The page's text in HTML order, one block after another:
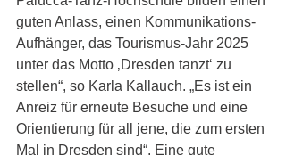
guten Anlass, einen Kommunikations-
Aufhänger, das Tourismus-Jahr 2025
unter das Motto ‚Dresden tanzt‘ zu
stellen“, so Karla Kallauch. „Es ist ein
Anreiz für erneute Besuche und eine
Orientierung für all jene, die zum ersten
Mal in Dresden sind“. Eine gute